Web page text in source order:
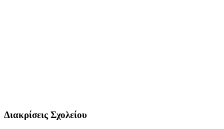
Διακρίσεις Σχολείου